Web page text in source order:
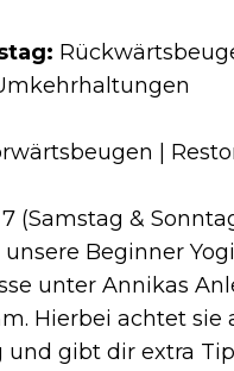
|
(Samstag &
Beginner
unter Annikas
Hierbei achtet sie
und gibt dir extra